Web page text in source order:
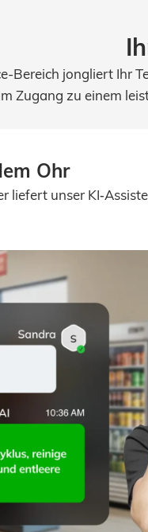
Bereich jongliert Ihr
Zugang zu einem
Ohr
liefert unser